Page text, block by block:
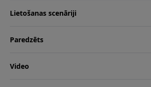
Lietošanas scenāriji
Paredzēts
Video